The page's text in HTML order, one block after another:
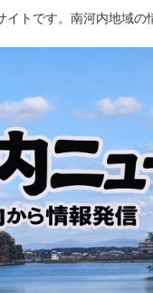
トです。南河内地域